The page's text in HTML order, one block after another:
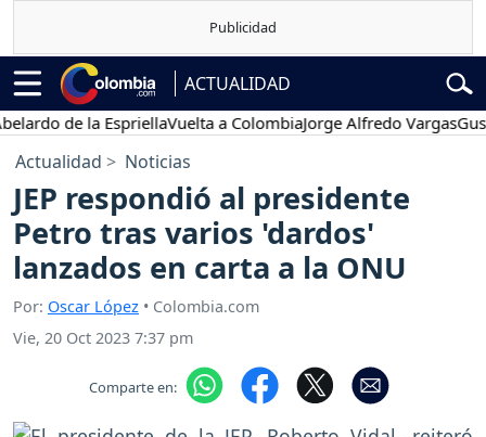
ACTUALIDAD
de la EspriellaVuelta a ColombiaJorge Alfredo VargasGustavo
Actualidad Noticias
JEP respondió al presidente
Petro tras varios 'dardos'
lanzados en carta a la ONU
Por: Oscar López • Colombia.com
Vie, 20 Oct 2023 7:37 pm
Comparte en: